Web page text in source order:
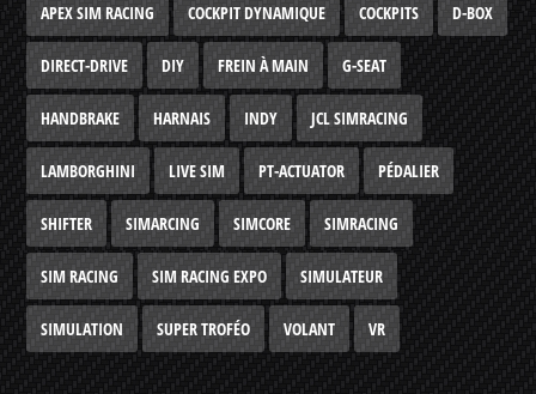
APEX SIM RACING COCKPIT DYNAMIQUE COCKPITS D-BOX
DIRECT-DRIVE DIY FREIN À MAIN G-SEAT
HANDBRAKE HARNAIS INDY JCL SIMRACING
LAMBORGHINI LIVE SIM PT-ACTUATOR PÉDALIER
SHIFTER SIMARCING SIMCORE SIMRACING
SIM RACING SIM RACING EXPO SIMULATEUR
SIMULATION SUPER TROFÉO VOLANT VR